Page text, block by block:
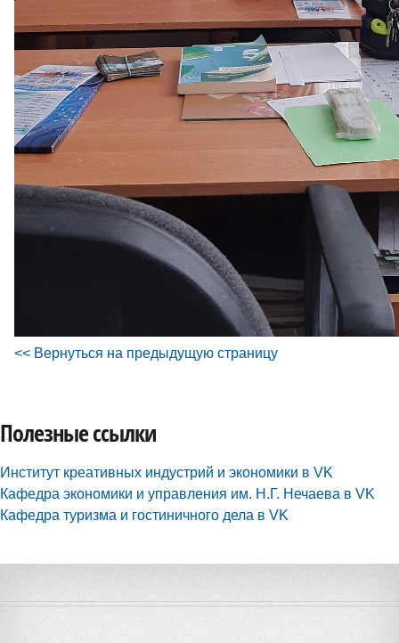
<< Вернуться на предыдущую страницу
Полезные ссылки
Институт креативных индустрий и экономики в VK
Кафедра экономики и управления им. Н.Г. Нечаева в VK
Кафедра туризма и гостиничного дела в VK